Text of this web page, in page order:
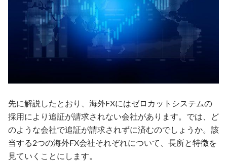
先に解説したとおり、海外FXにはゼロカットシステムの
採用により追証が請求されない会社があります。では、ど
のような会社で追証が請求されずに済むのでしょうか。該
当する2つの海外FX会社それぞれについて、長所と特徴を
見ていくことにします。